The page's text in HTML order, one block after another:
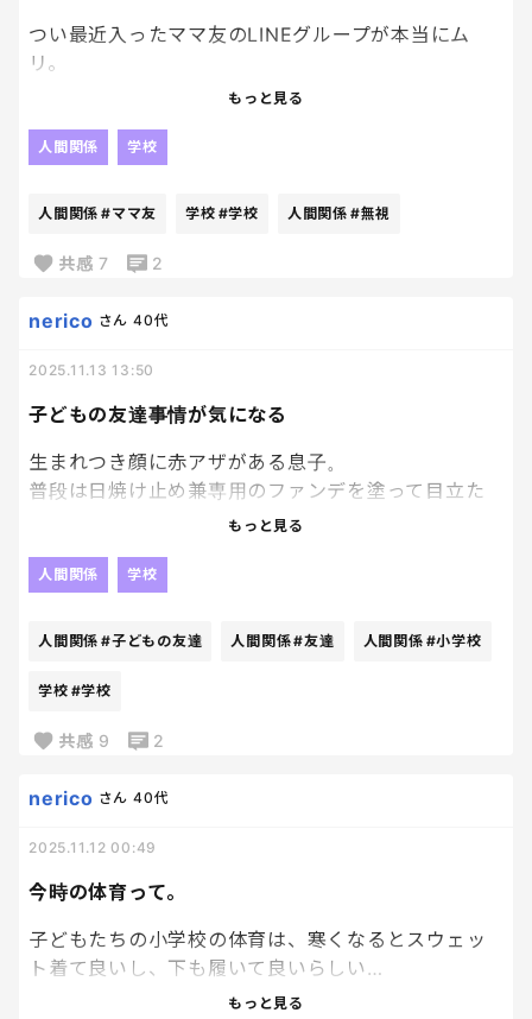
つい最近入ったママ友のLINEグループが本当にム
リ。
ってる人）、
仲良しメンバー同士だけで勝手に盛り上がって
蚊帳の外なんだよね。
みで「ニコっ」だし、
怖すぎる。悪寒しかない。
もう全部無視するくらいでいいのかな。
同じような空気を味わっている人いますか？
もっと見る
人間関係 学校
人間関係 #ママ友 学校 #学校 人間関係 #無視
共感 7 2
子どもの友達事情が気になる
nerico さん 40代
2025.11.13 13:50
生まれつき顔に赤アザがある息子。
普段は日焼け止め兼専用のファンデを塗って目立た
なくしているんだけど、成長するにつれて、見た目を
から、引っ込み思案な性格が助長されているよう
時間は1人でいたり、1人で帰ってきたり、まぁそれは
で同世代と話そうとしてない様子。
確かに私も友達を作ることが苦手で、誰かが話しか
みたいな性格だったから、似てる部分もあるのか
な。
もっと見る
人間関係 学校
人間関係 #子どもの友達 人間関係#友達 人間関係 #小学校
学校 #学校
共感 9 2
今時の体育って。
nerico さん 40代
2025.11.12 00:49
子どもたちの小学校の体育は、寒くなるとスウェッ
ト着て良いし、下も履いて良いらしい…
もっと見る